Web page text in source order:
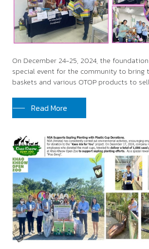
On December 24-25, 2024, the
special event for the community to bring
baskets and various OTOP products to
Read More